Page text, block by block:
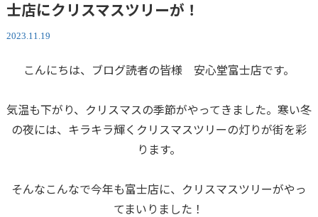
士店にクリスマスツリーが！
2023.11.19
こんにちは、ブログ読者の皆様 安心堂富士店です。
気温も下がり、クリスマスの季節がやってきました。寒い冬
の夜には、キラキラ輝くクリスマスツリーの灯りが街を彩
ります。
そんなこんなで今年も富士店に、クリスマスツリーがやっ
てまいりました！